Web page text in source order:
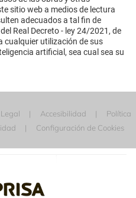
sitio web a medios de lectura
adecuados a tal fin de
Real Decreto - ley 24/2021, de
cualquier utilización de sus
artificial, sea cual sea su
Accesibilidad
Política
Configuración de Cookies